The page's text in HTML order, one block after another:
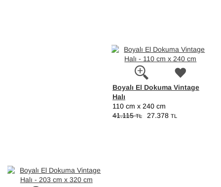
Boyalı El Dokuma Vintage
Halı
110 cm x 240 cm
41.115TL 27.378 TL